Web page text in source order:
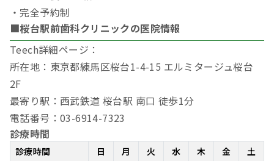
・完全予約制
■桜台駅前歯科クリニックの医院情報
Teech詳細ページ：
所在地：東京都練馬区桜台1-4-15 エルミタージュ桜台
2F
最寄り駅：西武鉄道 桜台駅 南口 徒歩1分
電話番号：03-6914-7323
診療時間
診療時間 日 月 火 水 木 金
土